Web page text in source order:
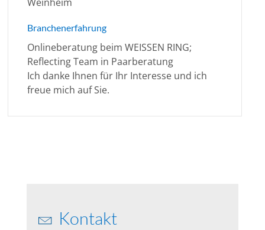
Branchenerfahrung
Onlineberatung beim WEISSEN RING;
Reflecting Team in Paarberatung
Ich danke Ihnen für Ihr Interesse und ich
freue mich auf Sie.
Kontakt